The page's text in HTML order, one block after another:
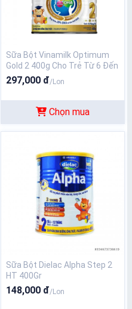
Sữa Bột Vinamilk Optimum
Gold 2 400g Cho Trẻ Từ 6 Đến
12 Tháng Tuổi
297,000 đ/Lon
Chọn mua
Sữa Bột Dielac Alpha Step 2
HT 400Gr
148,000 đ/Lon